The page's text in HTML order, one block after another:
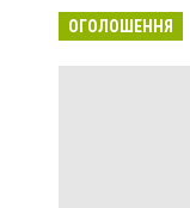
ОГОЛОШЕННЯ